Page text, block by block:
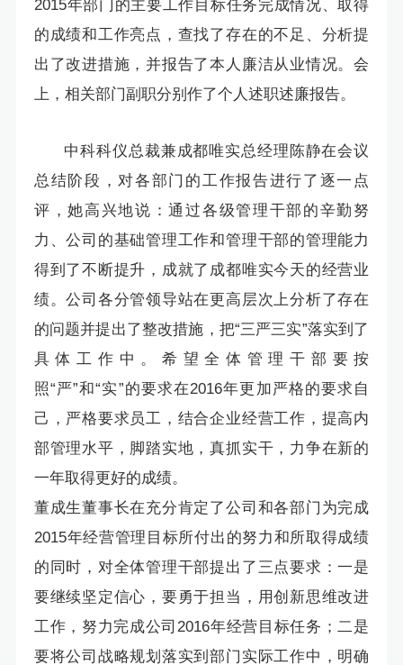
2015年部门的主要工作目标任务完成情况、取得
的成绩和工作亮点，查找了存在的不足、分析提
出了改进措施，并报告了本人廉洁从业情况。会
上，相关部门副职分别作了个人述职述廉报告。
中科科仪总裁兼成都唯实总经理陈静在会议
总结阶段，对各部门的工作报告进行了逐一点
评，她高兴地说：通过各级管理干部的辛勤努
力、公司的基础管理工作和管理干部的管理能力
得到了不断提升，成就了成都唯实今天的经营业
绩。公司各分管领导站在更高层次上分析了存在
的问题并提出了整改措施，把“三严三实”落实到了
具体工作中。希望全体管理干部要按
照“严”和“实”的要求在2016年更加严格的要求自
己，严格要求员工，结合企业经营工作，提高内
部管理水平，脚踏实地，真抓实干，力争在新的
一年取得更好的成绩。
董成生董事长在充分肯定了公司和各部门为完成
2015年经营管理目标所付出的努力和所取得成绩
的同时，对全体管理干部提出了三点要求：一是
要继续坚定信心，要勇于担当，用创新思维改进
工作，努力完成公司2016年经营目标任务；二是
要将公司战略规划落实到部门实际工作中，明确